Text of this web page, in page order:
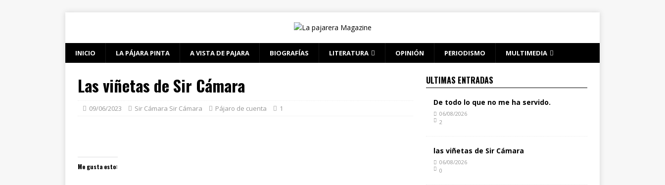
INICIO LA PÁJARA PINTA A VISTA DE PAJARA BIOGRAFÍAS LITERATURA OPINIÓN PERIODISMO MULTIMEDIA
Las viñetas de Sir Cámara
09/06/2023 Sir Cámara Sir Cámara Pájaro de cuenta 1
Me gusta esto:
ULTIMAS ENTRADAS
De todo lo que no me ha servido.
06/08/2026
2
las viñetas de Sir Cámara
06/08/2026
0